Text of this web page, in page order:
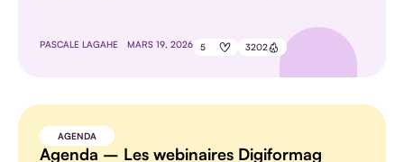
PASCALE LAGAHE MARS 19, 2026 5 3202
AGENDA
Agenda – Les webinaires Digiformag